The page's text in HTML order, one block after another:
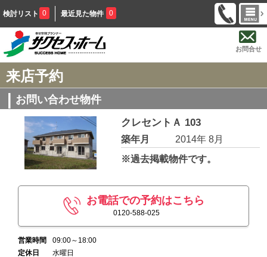
検討リスト 0 最近見た物件 0
お問合せ
来店予約
お問い合わせ物件
クレセントＡ 103
築年月
2014年 8月
※過去掲載物件です。
お電話での予約はこちら
0120-588-025
営業時間
09:00～18:00
定休日
水曜日